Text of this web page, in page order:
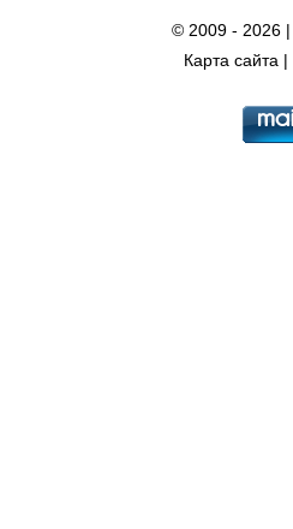
© 2009 - 2026
Карта сайта